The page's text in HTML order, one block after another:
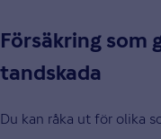
Försäkring som
tandskada
Du kan råka ut för olika